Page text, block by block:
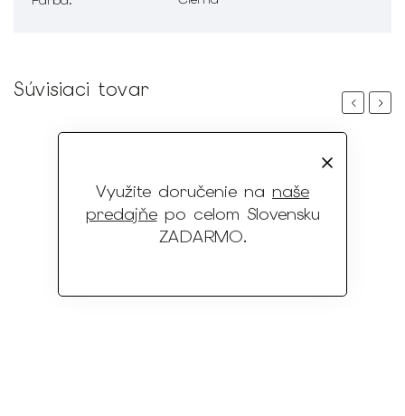
Využite doručenie na naše
predajňepo celom Slovensku
ZADARMO.
Súvisiaci tovar
PreviousNext